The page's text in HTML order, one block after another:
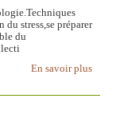
du stress,se préparer
du
En savoir plus